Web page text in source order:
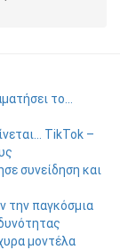
το…
TikTok –
συνείδηση και
την παγκόσμια
μοντέλα